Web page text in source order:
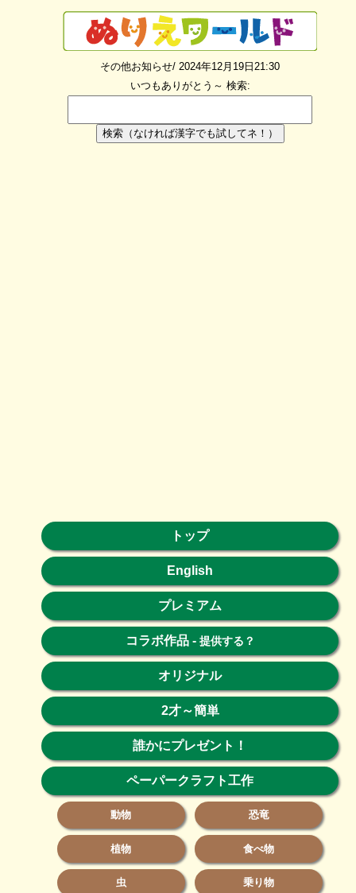
その他お知らせ/ 2024年12月19日21:30
いつもありがとう～ 検索:
検索（なければ漢字でも試してネ！）
トップ
English
プレミアム
コラボ作品- 提供する？
オリジナル
2才～簡単
誰かにプレゼント！
ペーパークラフト工作
動物 恐竜
植物 食べ物
虫 乗り物